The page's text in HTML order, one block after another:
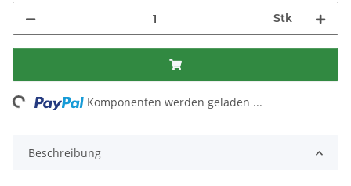
Stk
Komponenten werden geladen ...
Beschreibung